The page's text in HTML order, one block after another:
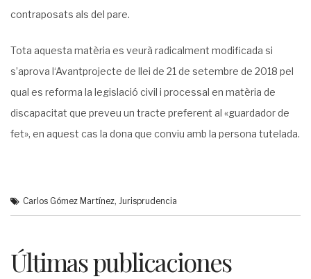
contraposats als del pare.
Tota aquesta matèria es veurà radicalment modificada si
s’aprova l‘Avantprojecte de llei de 21 de setembre de 2018 pel
qual es reforma la legislació civil i processal en matèria de
discapacitat que preveu un tracte preferent al «guardador de
fet», en aquest cas la dona que conviu amb la persona tutelada.
Carlos Gómez Martínez, Jurisprudencia
Últimas publicaciones